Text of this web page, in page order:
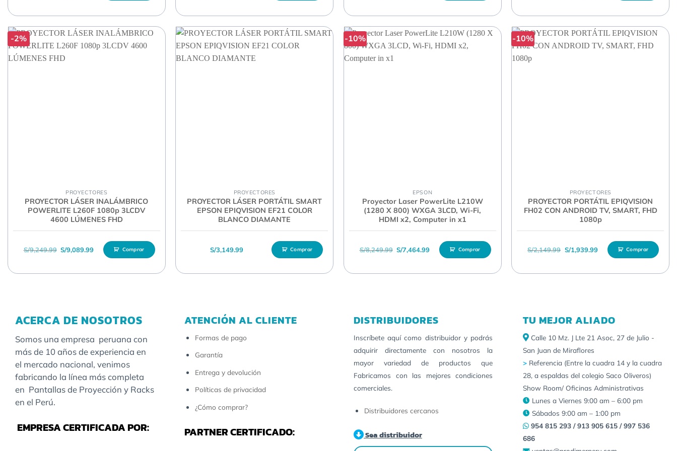
-2%
PROYECTORES
PROYECTOR LÁSER INALÁMBRICO
POWERLITE L260F 1080p 3LCDV
4600 LÚMENES FHD
S/9,249.99 El precio original era: S/9,249.99.
S/9,089.99El precio actual es: S/9,089.99.
Comprar
PROYECTORES
PROYECTOR LÁSER PORTÁTIL SMART
EPSON EPIQVISION EF21 COLOR
BLANCO DIAMANTE
S/3,149.99 Comprar
-10%
EPSON
Proyector Laser PowerLite L210W
(1280 X 800) WXGA 3LCD, Wi-Fi,
HDMI x2, Computer in x1
S/8,249.99 El precio original era: S/8,249.99.
S/7,464.99El precio actual es: S/7,464.99.
Comprar
-10%
PROYECTORES
PROYECTOR PORTÁTIL EPIQVISION
FH02 CON ANDROID TV, SMART, FHD
1080p
S/2,149.99 El precio original era: S/2,149.99.
S/1,939.99El precio actual es: S/
Comprar
ACERCA DE NOSOTROS
Somos una empresa peruana con
más de 10 años de experiencia en
el mercado nacional, venimos
fabricando la línea más completa
en Pantallas de Proyección y Racks
en el Perú.
EMPRESA CERTIFICADA POR:
ATENCIÓN AL CLIENTE
Formas de pago
Garantía
Entrega y devolución
Políticas de privacidad
¿Cómo comprar?
PARTNER CERTIFICADO:
DISTRIBUIDORES
Inscríbete aquí como distribuidor y podrás
adquirir directamente con nosotros la
mayor variedad de productos que
Fabricamos con las mejores condiciones
comerciales.
Distribuidores cercanos
Sea distribuidor
TU MEJOR ALIADO
Calle 10 Mz. J Lte 21 Asoc, 27 de Julio -
San Juan de Miraflores
> Referencia (Entre la cuadra 14 y la cuadra
28, a espaldas del colegio Saco Oliveros)
Show Room/ Oficinas Administrativas
Lunes a Viernes 9:00 am – 6:00 pm
Sábados 9:00 am – 1:00 pm
954 815 293 / 913 905 615 / 997 536
686